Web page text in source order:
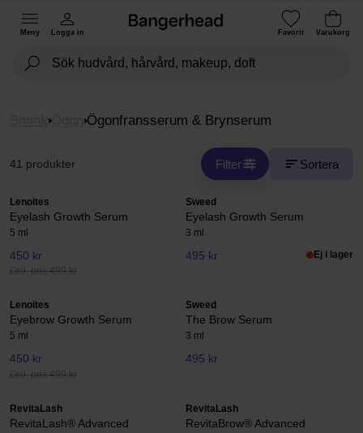
Meny Logga in Favorit Varukorg
Ögon Ögonfransserum & Brynserum
41 produkter Filter Sortera
Lenoites
Eyelash Growth Serum
5 ml
450 kr
Ord. pris 499 kr
Sweed
Eyelash Growth Serum
3 ml
495 kr Ej i lager
Lenoites
Eyebrow Growth Serum
5 ml
450 kr
Ord. pris 499 kr
Sweed
The Brow Serum
3 ml
495 kr
RevitaLash
RevitaLash® Advanced
RevitaLash
RevitaBrow® Advanced